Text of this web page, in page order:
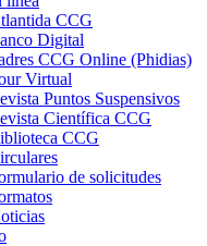
CCG
Digital
CCG Online (Phidias)
Virtual
Puntos Suspensivos
Científica CCG
CCG
de solicitudes